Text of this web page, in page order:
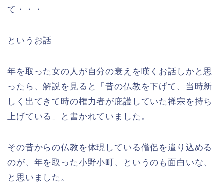
て・・・
というお話
年を取った女の人が自分の衰えを嘆くお話しかと思
ったら、解説を見ると「昔の仏教を下げて、当時新
しく出てきて時の権力者が庇護していた禅宗を持ち
上げている」と書かれていました。
その昔からの仏教を体現している僧侶を遣り込める
のが、年を取った小野小町、というのも面白いな、
と思いました。